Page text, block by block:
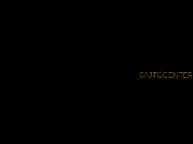
SAJTÓCENTER